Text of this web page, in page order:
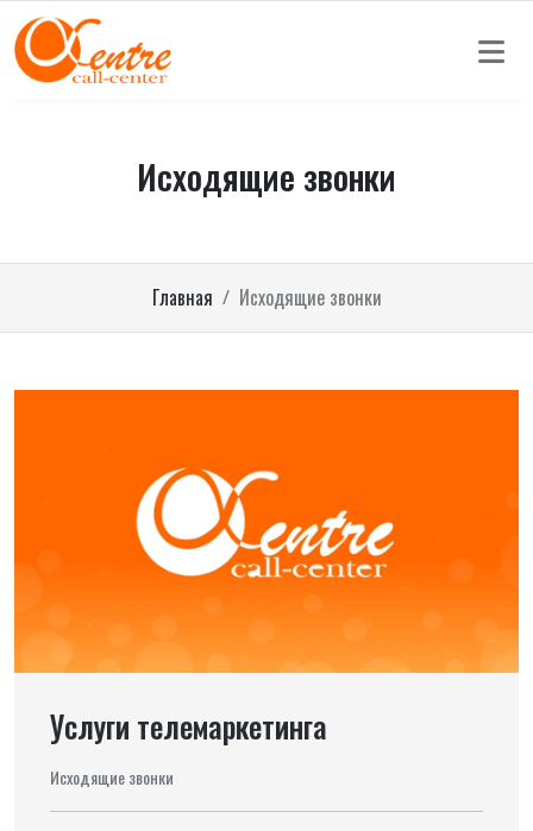
Исходящие звонки
Главная Исходящие звонки
Услуги телемаркетинга
Исходящие звонки